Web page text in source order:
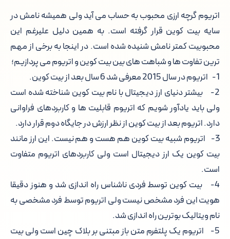
اتریوم گرچه ارزی محبوب به حساب می آید ولی همیشه نامش در
سایه بیت کوین قرار گرفته است. به همین دلیل علیرغم این
محبوبیت کمتر نامش شنیده شده است. در اینجا به برخی از مهم
ترین تفاوت ها و شباهت های بین بیت کوین و اتریوم می پردازیم؛
1- اتریوم در سال 2015 معرفی شد 6 سال بعد از بیت کوین.
2- بیشتر دنیای ارز دیجیتال با نام بیت کوین شناخته شده است
ولی باید یادآور شویم که اتریوم قابلیت ها و کاربردهای فراوانی
دارد. اتریوم بعد از بیت کوین از نظر ارزش در جایگاه دوم قرار دارد.
3- اتریوم شبیه بیت کوین هم هست و هم نیست. این ارز مانند
بیت کوین یک ارز دیجیتال است ولی کاربردهای اتریوم متفاوت
است.
4- بیت کوین توسط فردی ناشناس راه اندازی شد و هنوز دقیقا
هویت این فرد مشخص نیست ولی اتریوم توسط فرد مشخصی به
نام ویتالیک بوترین راه اندازی شد.
5- اتریوم یک پلتفرم متن باز مبتنی بر بلاک چین است ولی بیت